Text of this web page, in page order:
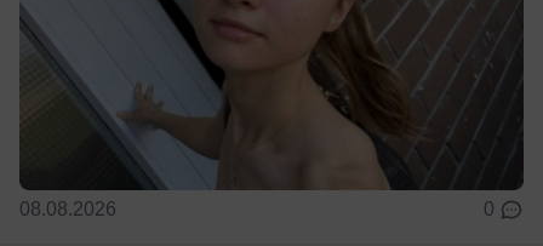
08.08.2026 0